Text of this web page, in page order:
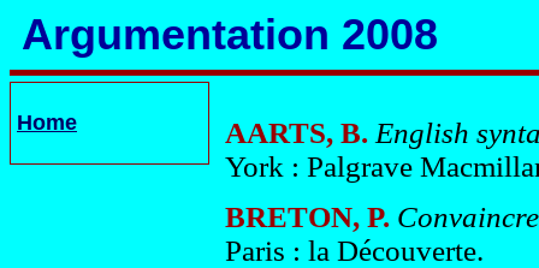
Argumentation 2008
Home AARTS, B. English
York : Palgrave
BRETON, P.
Paris : la Découverte.